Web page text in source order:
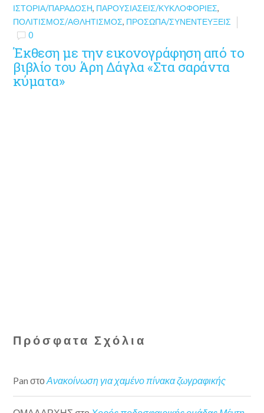
ΙΣΤΟΡΊΑ/ΠΑΡΆΔΟΣΗ, ΠΑΡΟΥΣΙΆΣΕΙΣ/ΚΥΚΛΟΦΟΡΊΕΣ,
ΠΟΛΙΤΙΣΜΌΣ/ΑΘΛΗΤΙΣΜΌΣ, ΠΡΌΣΩΠΑ/ΣΥΝΕΝΤΕΎΞΕΙΣ
0
Έκθεση με την εικονογράφηση από το
βιβλίο του Άρη Δάγλα «Στα σαράντα
κύματα»
Πρόσφατα Σχόλια
Pan στοΑνακοίνωση για χαμένο πίνακα ζωγραφικής